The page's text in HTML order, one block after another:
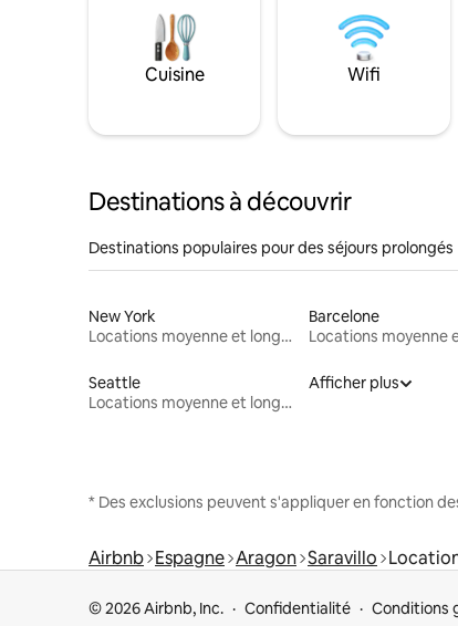
Cuisine Wifi
Destinations à découvrir
Destinations populaires pour des séjours prolongés
New York
Locations moyenne et longue durée
Barcelone
Seattle
Locations moyenne et longue durée
Afficher plus
* Des exclusions peuvent s'appliquer en fonction
Airbnb Espagne Aragon Saravillo
© 2026 Airbnb, Inc. Confidentialité Conditions